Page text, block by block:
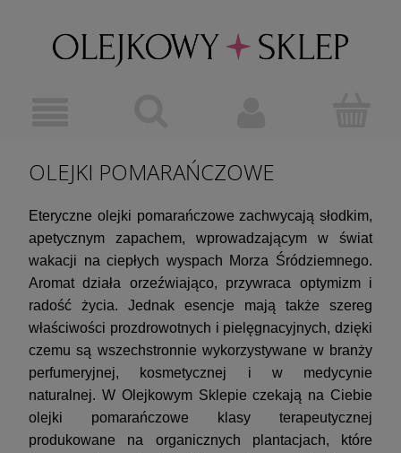
OLEJKI POMARAŃCZOWE
Eteryczne olejki pomarańczowe zachwycają słodkim,
apetycznym zapachem, wprowadzającym w świat
wakacji na ciepłych wyspach Morza Śródziemnego.
Aromat działa orzeźwiająco, przywraca optymizm i
radość życia. Jednak esencje mają także szereg
właściwości prozdrowotnych i pielęgnacyjnych, dzięki
czemu są wszechstronnie wykorzystywane w branży
perfumeryjnej, kosmetycznej i w medycynie
naturalnej. W Olejkowym Sklepie czekają na Ciebie
olejki pomarańczowe klasy terapeutycznej
produkowane na organicznych plantacjach, które